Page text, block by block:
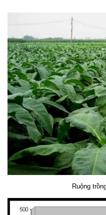
Ruộng